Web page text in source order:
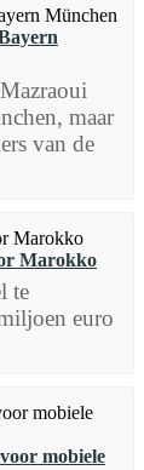
maar
van de
Marokko
te
euro
mobiele